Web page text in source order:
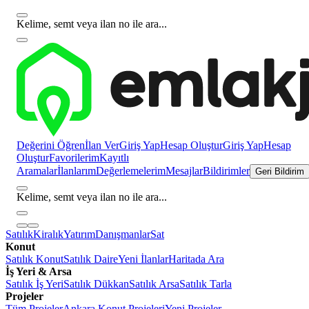
Kelime, semt veya ilan no ile ara...
Değerini Öğrenİlan VerGiriş YapHesap OluşturGiriş YapHesap
OluşturFavorilerimKayıtlı
AramalarİlanlarımDeğerlemelerimMesajlarBildirimler Geri Bildirim
Kelime, semt veya ilan no ile ara...
SatılıkKiralıkYatırımDanışmanlarSat
Konut
Satılık KonutSatılık DaireYeni İlanlarHaritada Ara
İş Yeri & Arsa
Satılık İş YeriSatılık DükkanSatılık ArsaSatılık Tarla
Projeler